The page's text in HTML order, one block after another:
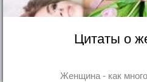
Цитаты о
Женщина - как